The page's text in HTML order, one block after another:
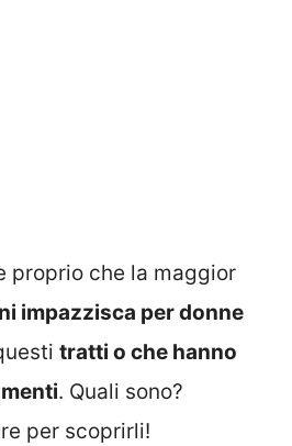
proprio che la maggior
impazzisca per donne
tratti o che hanno
. Quali sono?
per scoprirli!